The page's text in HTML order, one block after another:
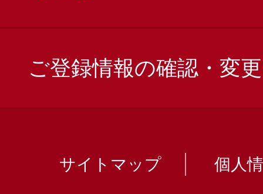
ご登録情報の確認・変更
サイトマップ 個人